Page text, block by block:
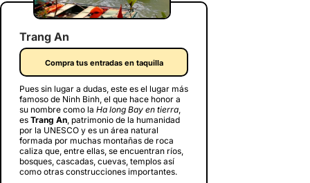
Trang An
Compra tus entradas en taquilla
Pues sin lugar a dudas, este es el lugar más
famoso de Ninh Binh, el que hace honor a
su nombre como la Ha long Bay en tierra,
es Trang An, patrimonio de la humanidad
por la UNESCO y es un área natural
formada por muchas montañas de roca
caliza que, entre ellas, se encuentran ríos,
bosques, cascadas, cuevas, templos así
como otras construcciones importantes.